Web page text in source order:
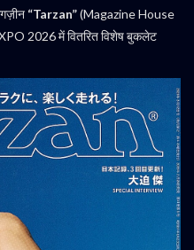
“Tarzan”(Magazine House
2026 में वितरित विशेष बुकलेट